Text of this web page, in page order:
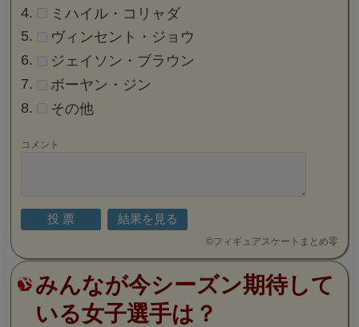
ミハイル・コリャダ
ヴィンセント・ジョウ
ジェイソン・ブラウン
ボーヤン・ジン
その他
コメント
©フィギュアスケートまとめ零
みんなが今シーズン期待して
いる女子選手は？